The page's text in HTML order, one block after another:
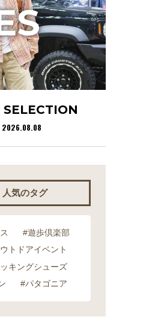
SELECTION
2026.08.08
人気のタグ
#遊歩倶楽部
トドアイベント
キングシューズ
#パタゴニア